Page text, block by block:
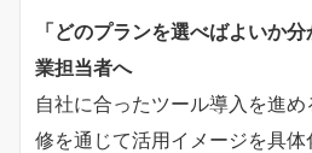
「どのプランを選べばよいか
業担当者へ
自社に合ったツール導入を進
修を通じて活用イメージを具